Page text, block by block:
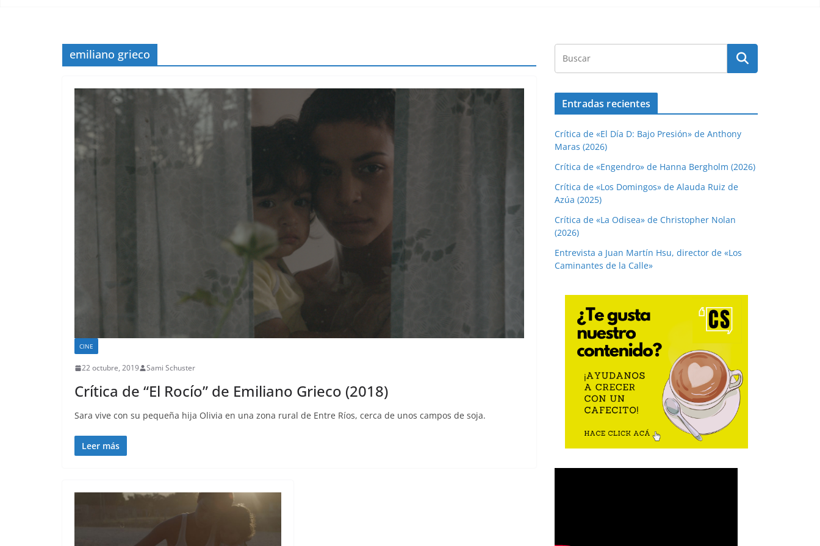
emiliano grieco
CINE
22 octubre, 2019 Sami Schuster
Crítica de “El Rocío” de Emiliano Grieco (2018)
Sara vive con su pequeña hija Olivia en una zona rural de Entre Ríos, cerca de unos campos de soja.
Leer más
Entradas recientes
Crítica de «El Día D: Bajo Presión» de Anthony
Maras (2026)
Crítica de «Engendro» de Hanna Bergholm (2026)
Crítica de «Los Domingos» de Alauda Ruiz de
Azúa (2025)
Crítica de «La Odisea» de Christopher Nolan
(2026)
Entrevista a Juan Martín Hsu, director de «Los
Caminantes de la Calle»